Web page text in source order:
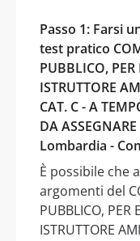
Passo 1: Farsi
test pratico
PUBBLICO,
ISTRUTTORE
CAT. C - A
DA
Lombardia -
È possibile che
argomenti del
PUBBLICO, PER
ISTRUTTORE